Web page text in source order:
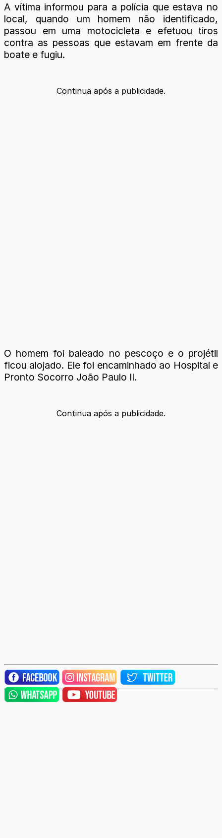
A vítima informou para a polícia que estava no
local, quando um homem não identificado,
passou em uma motocicleta e efetuou tiros
contra as pessoas que estavam em frente da
boate e fugiu.
Continua após a publicidade.
O homem foi baleado no pescoço e o projétil
ficou alojado. Ele foi encaminhado ao Hospital e
Pronto Socorro João Paulo II.
Continua após a publicidade.